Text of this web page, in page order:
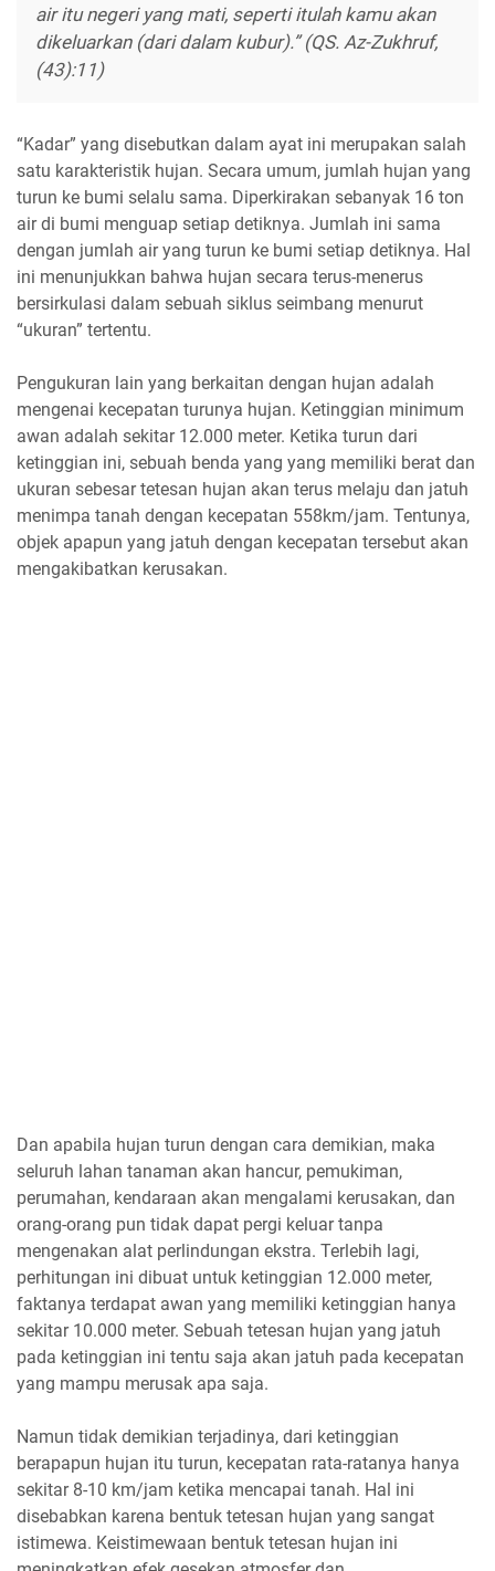
air itu negeri yang mati, seperti itulah kamu akan
dikeluarkan (dari dalam kubur).” (QS. Az-Zukhruf,
(43):11)
“Kadar” yang disebutkan dalam ayat ini merupakan salah
satu karakteristik hujan. Secara umum, jumlah hujan yang
turun ke bumi selalu sama. Diperkirakan sebanyak 16 ton
air di bumi menguap setiap detiknya. Jumlah ini sama
dengan jumlah air yang turun ke bumi setiap detiknya. Hal
ini menunjukkan bahwa hujan secara terus-menerus
bersirkulasi dalam sebuah siklus seimbang menurut
“ukuran” tertentu.
Pengukuran lain yang berkaitan dengan hujan adalah
mengenai kecepatan turunya hujan. Ketinggian minimum
awan adalah sekitar 12.000 meter. Ketika turun dari
ketinggian ini, sebuah benda yang yang memiliki berat dan
ukuran sebesar tetesan hujan akan terus melaju dan jatuh
menimpa tanah dengan kecepatan 558km/jam. Tentunya,
objek apapun yang jatuh dengan kecepatan tersebut akan
mengakibatkan kerusakan.
Dan apabila hujan turun dengan cara demikian, maka
seluruh lahan tanaman akan hancur, pemukiman,
perumahan, kendaraan akan mengalami kerusakan, dan
orang-orang pun tidak dapat pergi keluar tanpa
mengenakan alat perlindungan ekstra. Terlebih lagi,
perhitungan ini dibuat untuk ketinggian 12.000 meter,
faktanya terdapat awan yang memiliki ketinggian hanya
sekitar 10.000 meter. Sebuah tetesan hujan yang jatuh
pada ketinggian ini tentu saja akan jatuh pada kecepatan
yang mampu merusak apa saja.
Namun tidak demikian terjadinya, dari ketinggian
berapapun hujan itu turun, kecepatan rata-ratanya hanya
sekitar 8-10 km/jam ketika mencapai tanah. Hal ini
disebabkan karena bentuk tetesan hujan yang sangat
istimewa. Keistimewaan bentuk tetesan hujan ini